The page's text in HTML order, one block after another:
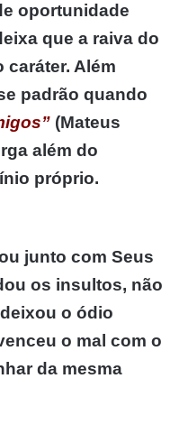
oportunidade
que a raiva do
Além
padrão quando
(Mateus
além do
próprio.
junto com Seus
os insultos, não
o ódio
o mal com o
da mesma